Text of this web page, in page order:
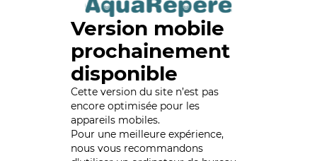
Version mobile
prochainement
disponible
Cette version du site n’est pas
encore optimisée pour les
appareils mobiles.
Pour une meilleure expérience,
nous vous recommandons